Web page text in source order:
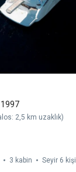
1997
2,5 km uzaklık)
3 kabin Seyir 6 kişi